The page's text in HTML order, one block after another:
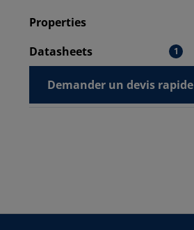
Properties
Datasheets
1
Demander un devis rapide